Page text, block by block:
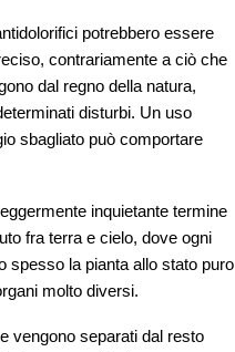
potrebbero essere
contrariamente a ciò che
dal regno della natura,
disturbi. Un uso
sbagliato può comportare
inquietante termine
fra terra e cielo, dove ogni
spesso la pianta allo stato puro
molto diversi.
vengono separati dal resto